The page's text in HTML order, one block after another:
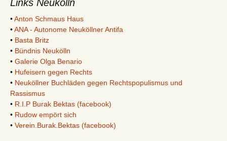
Links Neukölln
•Anton Schmaus Haus
•ANA - Autonome Neuköllner Antifa
• Basta Britz
• Bündnis Neukölln
• Galerie Olga Benario
• Hufeisern gegen Rechts
• Neuköllner Buchläden gegen Rechtspopulismus und
Rassismus
• R.I.P Burak Bektas (facebook)
• Rudow empört sich
• Verein.Burak.Bektas (facebook)